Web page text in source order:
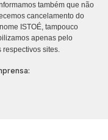
também que não
cancelamento do
ISTOÉ, tampouco
apenas pelo
respectivos sites.